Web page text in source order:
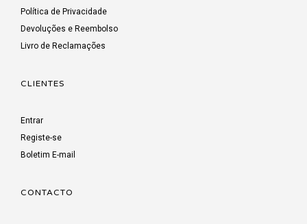
Política de Privacidade
Devoluções e Reembolso
Livro de Reclamações
CLIENTES
Entrar
Registe-se
Boletim E-mail
CONTACTO